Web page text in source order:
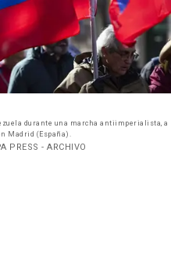
durante una marcha antiimperialista, a
Madrid (España).
PRESS - ARCHIVO